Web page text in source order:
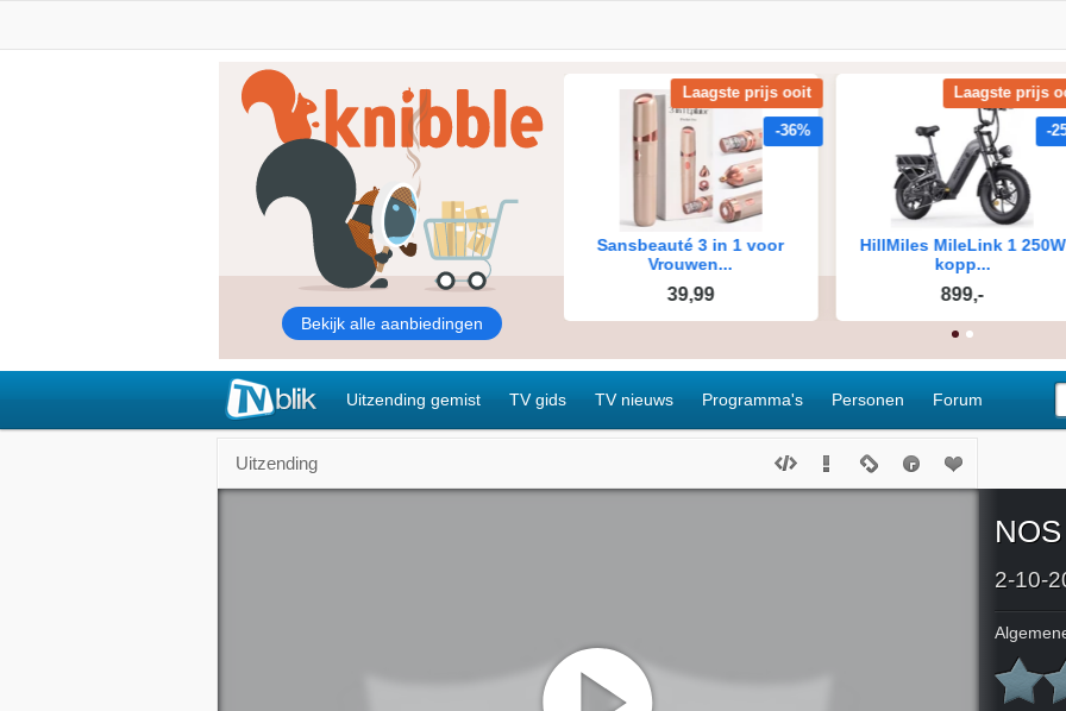
Uitzending gemist TV gids TV nieuws Programma's Personen Forum
Uitzending
2-10-